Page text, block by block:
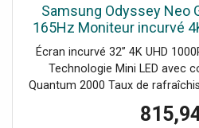
Samsung Odyssey Neo
165Hz Moniteur incurvé
avec Mini LED, 165 Hz et
une
Écran incurvé 32” 4K UHD
Technologie Mini LED avec
Quantum 2000 Taux de
sans saccades Dalle VA avec 1